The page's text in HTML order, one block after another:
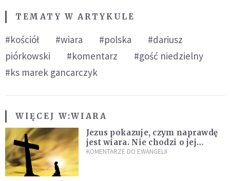
TEMATY W ARTYKULE
#kościół #wiara #polska
#dariusz
piórkowski
#komentarz
#gość niedzielny
#ks marek gancarczyk
WIĘCEJ W:WIARA
Jezus pokazuje, czym naprawdę
jest wiara. Nie chodzi o jej
wielkość
KOMENTARZE DO EWANGELII